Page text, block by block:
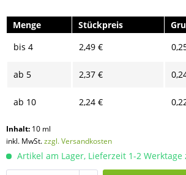
Menge Stückpreis
bis 4 2,49 €
ab 5 2,37 €
ab 10 2,24 €
Inhalt: 10 ml
inkl. MwSt.zzgl. Versandkosten
Artikel am Lager, Lieferzeit 1-2 Werktage